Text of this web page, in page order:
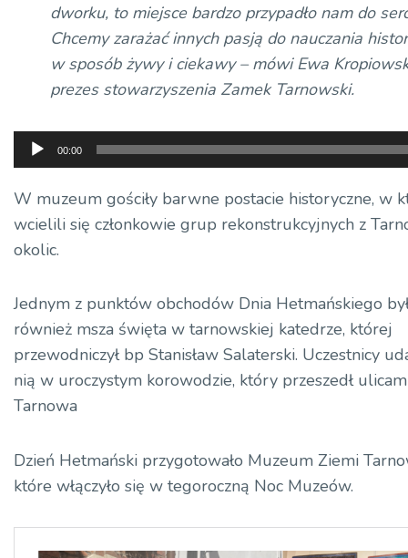
dworku, to miejsce bardzo przypadło nam do
Chcemy zarażać innych pasją do nauczania
w sposób żywy i ciekawy – mówi Ewa
prezes stowarzyszenia Zamek Tarnowski.
Odtwarzacz
plików
dźwiękowych
00:00
W muzeum gościły barwne postacie historyczne, w
wcielili się członkowie grup rekonstrukcyjnych z
okolic.
Jednym z punktów obchodów Dnia Hetmańskiego
również msza święta w tarnowskiej katedrze, której
przewodniczył bp Stanisław Salaterski. Uczestnicy
nią w uroczystym korowodzie, który przeszedł
Tarnowa
Dzień Hetmański przygotowało Muzeum Ziemi
które włączyło się w tegoroczną Noc Muzeów.